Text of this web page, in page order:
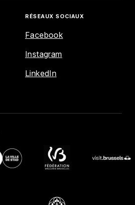
NEDERLANDS
RÉSEAUX SOCIAUX
Facebook
Instagram
LinkedIn